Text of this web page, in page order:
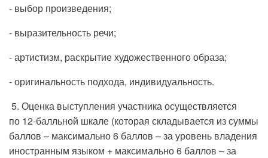
- выбор произведения;
- выразительность речи;
- артистизм, раскрытие художественного образа;
- оригинальность подхода, индивидуальность.
5. Оценка выступления участника осуществляется
по 12-балльной шкале (которая складывается из суммы
баллов – максимально 6 баллов – за уровень владения
иностранным языком + максимально 6 баллов – за